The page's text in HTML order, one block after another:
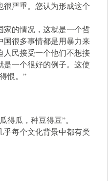
很严重。您认为形成这个
家的情况，这就是一个哲
国很多事情都是用暴力来
人民接受一个他们不想接
是一个很好的例子。这使
恨。”
得瓜，种豆得豆”。
乎每个文化背景中都有类